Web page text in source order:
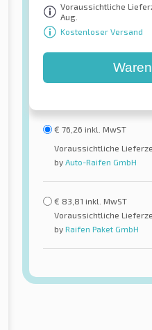
Voraussichtliche
Aug.
Kostenloser Versand
€ 76,26 inkl. MwST
Voraussichtliche
by Auto-Raifen GmbH
€ 83,81 inkl. MwST
Voraussichtliche
by Raifen Paket GmbH